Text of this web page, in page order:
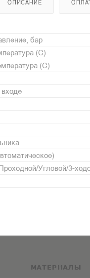
ОПИСАНИЕ
бар
(С)
(С)
Угловой/3-
МАТЕРИАЛЫ